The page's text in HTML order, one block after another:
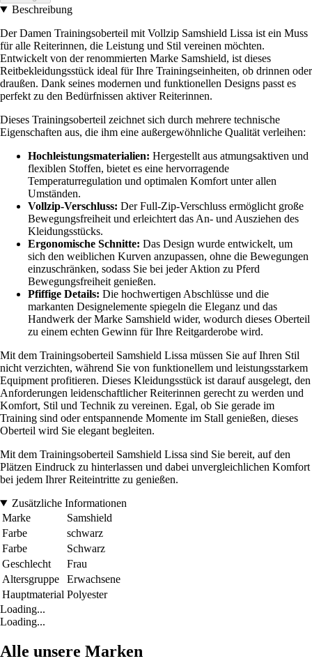
Beschreibung
Der Damen Trainingsoberteil mit Vollzip Samshield Lissa ist ein Muss
für alle Reiterinnen, die Leistung und Stil vereinen möchten.
Entwickelt von der renommierten Marke Samshield, ist dieses
Reitbekleidungsstück ideal für Ihre Trainingseinheiten, ob drinnen oder
draußen. Dank seines modernen und funktionellen Designs passt es
perfekt zu den Bedürfnissen aktiver Reiterinnen.
Dieses Trainingsoberteil zeichnet sich durch mehrere technische
Eigenschaften aus, die ihm eine außergewöhnliche Qualität verleihen:
Hochleistungsmaterialien: Hergestellt aus atmungsaktiven und
flexiblen Stoffen, bietet es eine hervorragende
Temperaturregulation und optimalen Komfort unter allen
Umständen.
Vollzip-Verschluss: Der Full-Zip-Verschluss ermöglicht große
Bewegungsfreiheit und erleichtert das An- und Ausziehen des
Kleidungsstücks.
Ergonomische Schnitte: Das Design wurde entwickelt, um
sich den weiblichen Kurven anzupassen, ohne die Bewegungen
einzuschränken, sodass Sie bei jeder Aktion zu Pferd
Bewegungsfreiheit genießen.
Pfiffige Details: Die hochwertigen Abschlüsse und die
markanten Designelemente spiegeln die Eleganz und das
Handwerk der Marke Samshield wider, wodurch dieses Oberteil
zu einem echten Gewinn für Ihre Reitgarderobe wird.
Mit dem Trainingsoberteil Samshield Lissa müssen Sie auf Ihren Stil
nicht verzichten, während Sie von funktionellem und leistungsstarkem
Equipment profitieren. Dieses Kleidungsstück ist darauf ausgelegt, den
Anforderungen leidenschaftlicher Reiterinnen gerecht zu werden und
Komfort, Stil und Technik zu vereinen. Egal, ob Sie gerade im
Training sind oder entspannende Momente im Stall genießen, dieses
Oberteil wird Sie elegant begleiten.
Mit dem Trainingsoberteil Samshield Lissa sind Sie bereit, auf den
Plätzen Eindruck zu hinterlassen und dabei unvergleichlichen Komfort
bei jedem Ihrer Reiteintritte zu genießen.
Zusätzliche Informationen
Marke
Samshield
Farbe
schwarz
Farbe
Schwarz
Geschlecht
Frau
Altersgruppe
Erwachsene
Hauptmaterial Polyester
Loading...
Loading...
Alle unsere Marken